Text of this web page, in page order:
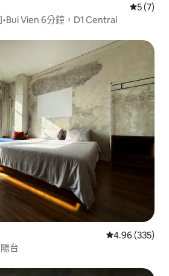
從 7 則評
5 (7)
Vien 6分鐘，D1 Central
從 335 則評價
4.96 (335)
台